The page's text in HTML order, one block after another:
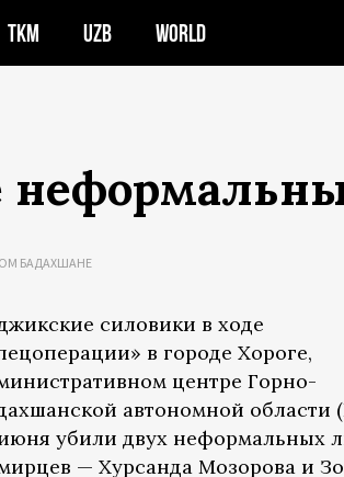
TKM UZB WORLD
БАДАХШАНЕ
силовики в ходе
в городе Хороге,
центре Горно-
автономной области
убили двух неформальных
— Хурсанда Мозорова и